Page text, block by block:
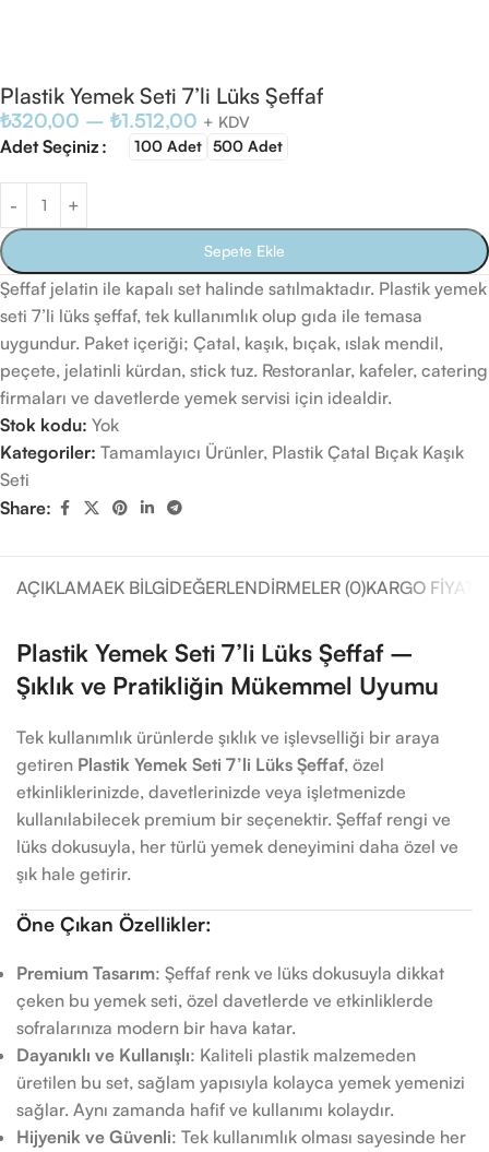
Plastik Yemek Seti 7’li Lüks Şeffaf
₺320,00 – ₺1.512,00 + KDV
Adet Seçiniz 100 Adet 500 Adet
Sepete Ekle
Şeffaf jelatin ile kapalı set halinde satılmaktadır. Plastik yemek
seti 7’li lüks şeffaf, tek kullanımlık olup gıda ile temasa
uygundur. Paket içeriği; Çatal, kaşık, bıçak, ıslak mendil,
peçete, jelatinli kürdan, stick tuz. Restoranlar, kafeler, catering
firmaları ve davetlerde yemek servisi için idealdir.
Stok kodu: Yok
Kategoriler: Tamamlayıcı Ürünler, Plastik Çatal Bıçak Kaşık
Seti
Share:
AÇIKLAMAEK BILGIDEĞERLENDIRMELER (0)KARGO
Plastik Yemek Seti 7’li Lüks Şeffaf –
Şıklık ve Pratikliğin Mükemmel Uyumu
Tek kullanımlık ürünlerde şıklık ve işlevselliği bir araya
getiren Plastik Yemek Seti 7’li Lüks Şeffaf, özel
etkinliklerinizde, davetlerinizde veya işletmenizde
kullanılabilecek premium bir seçenektir. Şeffaf rengi ve
lüks dokusuyla, her türlü yemek deneyimini daha özel ve
şık hale getirir.
Öne Çıkan Özellikler:
Premium Tasarım: Şeffaf renk ve lüks dokusuyla dikkat
çeken bu yemek seti, özel davetlerde ve etkinliklerde
sofralarınıza modern bir hava katar.
Dayanıklı ve Kullanışlı: Kaliteli plastik malzemeden
üretilen bu set, sağlam yapısıyla kolayca yemek yemenizi
sağlar. Aynı zamanda hafif ve kullanımı kolaydır.
Hijyenik ve Güvenli: Tek kullanımlık olması sayesinde her